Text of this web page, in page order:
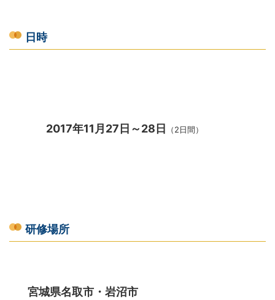
日時
2017年11月27日～28日 （2日間）
研修場所
宮城県名取市 ・岩沼市